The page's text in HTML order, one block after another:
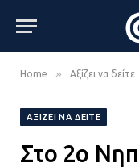
Home » Αξίζει να δείτε
ΑΞΊΖΕΙ ΝΑ ΔΕΊΤΕ
Στο 2ο